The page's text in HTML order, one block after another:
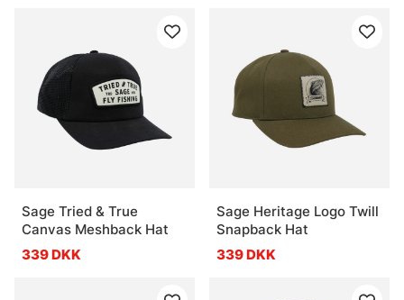
Sage Tried & True
Canvas Meshback Hat
339 DKK
Sage Heritage Logo Twill
Snapback Hat
339 DKK